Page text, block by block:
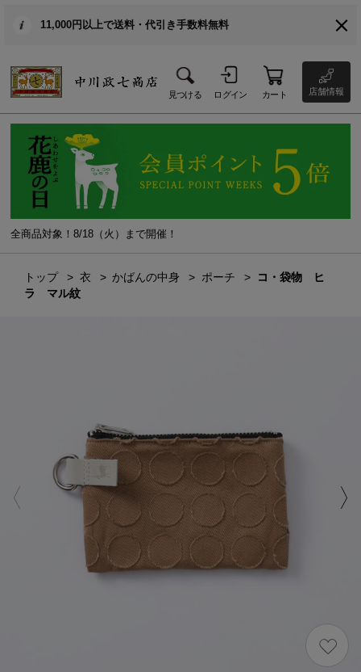
11,000円以上で送料・代引き手数料無料
見つける ログイン カート 店舗情報
全商品対象！8/18（火）まで開催！
トップ 衣 かばんの中身 ポーチ
コ・袋物 ヒ
ラ マル紋